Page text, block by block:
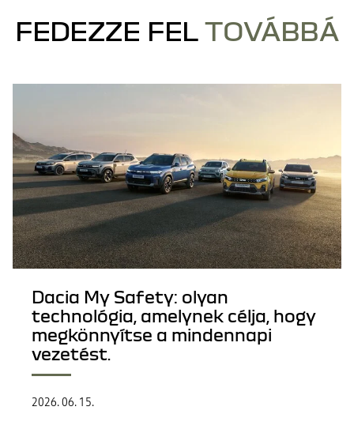
FEDEZZE FEL TOVÁBBÁ
Dacia My Safety: olyan
technológia, amelynek célja, hogy
megkönnyítse a mindennapi
vezetést.
2026. 06. 15.